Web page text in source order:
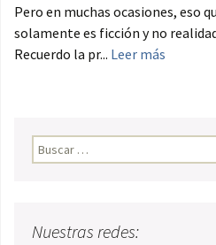
Pero en muchas ocasiones, eso
solamente es ficción y no
Recuerdo la pr... Leer más
Buscar:
Nuestras redes: